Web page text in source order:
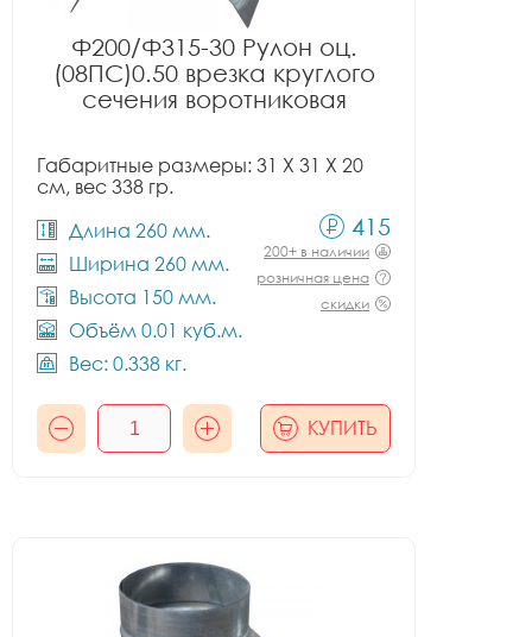
Ф200/Ф315-30 Рулон оц.
(08ПС)0.50 врезка круглого
сечения воротниковая
Габаритные размеры: 31 X 31 X 20
см, вес 338 гр.
Длина 260 мм.
Ширина 260 мм.
Высота 150 мм.
Объём 0.01 куб.м.
Вес: 0.338 кг.
415
200+ в наличии
розничная цена
скидки
КУПИТЬ